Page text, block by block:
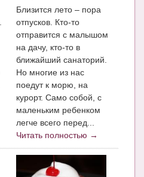
Близится лето – пора
отпусков. Кто-то
отправится с малышом
на дачу, кто-то в
ближайший санаторий.
Но многие из нас
поедут к морю, на
курорт. Само собой, с
маленьким ребенком
легче всего перед...
Читать полностью →